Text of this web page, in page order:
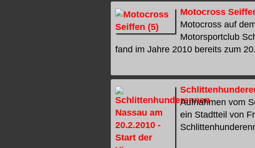
Motocross
Motocross auf
Motorsportclub
fand im Jahre 2010 bereits zum
Aufnahmen vom
ein Stadtteil von